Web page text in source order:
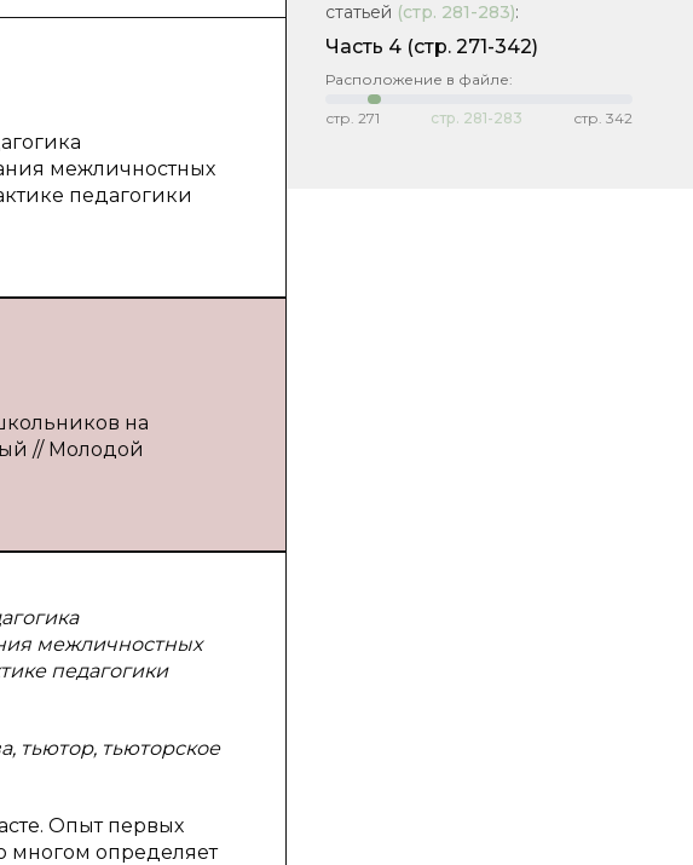
межличностных
педагогики
на
// Молодой
межличностных
педагогики
тьютор, тьюторское
Опыт первых
многом определяет
статьей (стр. 281-283):
Часть 4 (стр. 271-342)
Расположение в файле:
стр. 271 стр. 281-283 стр. 342